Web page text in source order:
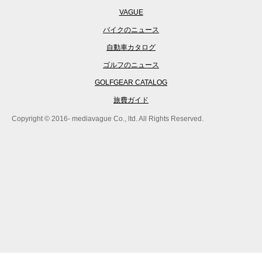
VAGUE
バイクのニュース
自動車カタログ
ゴルフのニュース
GOLFGEAR CATALOG
旅費ガイド
Copyright © 2016- mediavague Co., ltd. All Rights Reserved.